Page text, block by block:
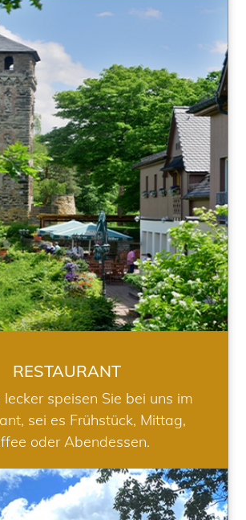
RESTAURANT
RESTAURANT
lecker speisen Sie bei uns im
sei es Frühstück, Mittag,
oder Abendessen.